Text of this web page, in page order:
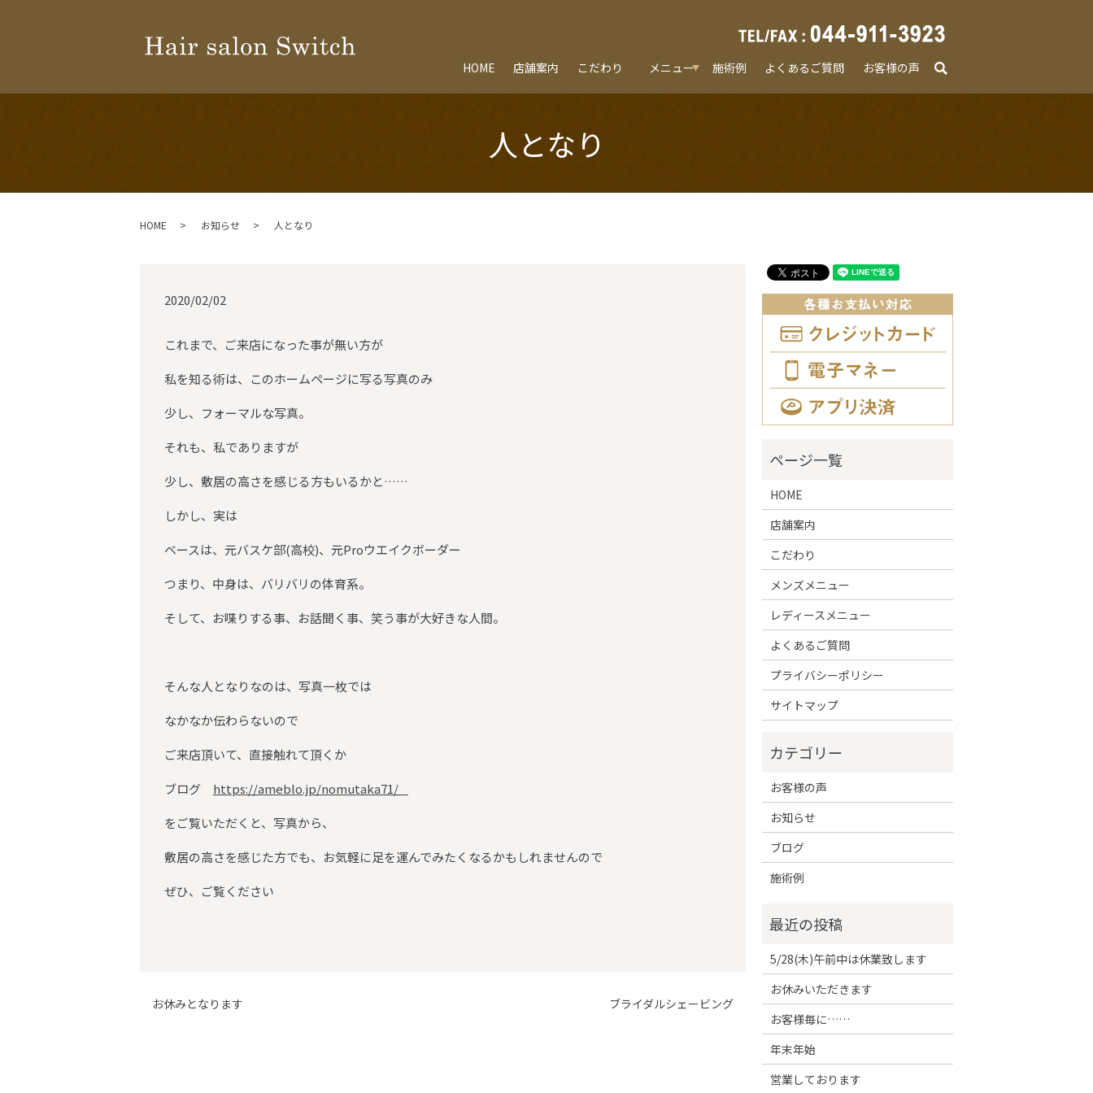
HOME 店舗案内 こだわり メニュー 施術例 よくあるご質問 お客様の声 search
人となり
HOME お知らせ 人となり
2020/02/02
これまで、ご来店になった事が無い方が
私を知る術は、このホームページに写る写真のみ
少し、フォーマルな写真。
それも、私でありますが
少し、敷居の高さを感じる方もいるかと……
しかし、実は
ベースは、元バスケ部(高校)、元Proウエイクボーダー
つまり、中身は、バリバリの体育系。
そして、お喋りする事、お話聞く事、笑う事が大好きな人間。
そんな人となりなのは、写真一枚では
なかなか伝わらないので
ご来店頂いて、直接触れて頂くか
ブログ https://ameblo.jp/nomutaka71/
をご覧いただくと、写真から、
敷居の高さを感じた方でも、お気軽に足を運んでみたくなるかもしれませんので
ぜひ、ご覧ください
お休みとなります ブライダルシェービング
HOME
店舗案内
こだわり
メンズメニュー
レディースメニュー
よくあるご質問
プライバシーポリシー
サイトマップ
お客様の声
お知らせ
ブログ
施術例
5/28(木)午前中は休業致します
お休みいただきます
お客様毎に……
年末年始
営業しております